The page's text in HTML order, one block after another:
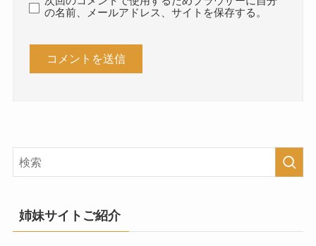
の名前、メールアドレス、サイトを保存する。
姉妹サイトご紹介